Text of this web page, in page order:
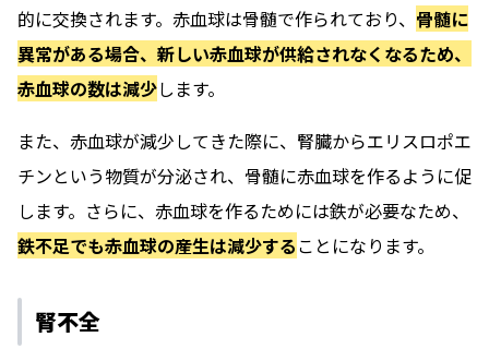
的に交換されます。赤血球は骨髄で作られており、 骨髄に
異常がある場合、新しい赤血球が供給されなくなるため、
赤血球の数は減少します。
また、赤血球が減少してきた際に、腎臓からエリスロポエ
チンという物質が分泌され、骨髄に赤血球を作るように促
します。さらに、赤血球を作るためには鉄が必要なため、
鉄不足でも赤血球の産生は減少することになります。
腎不全